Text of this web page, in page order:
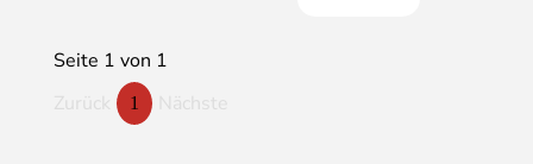
Seite 1 von 1
1